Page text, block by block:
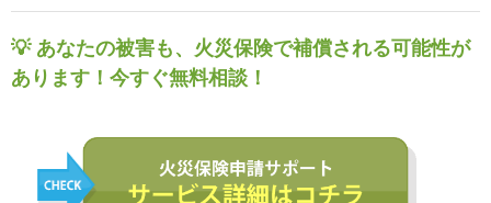
💡 あなたの被害も、火災保険で補償される可能性が
あります！今すぐ無料相談！